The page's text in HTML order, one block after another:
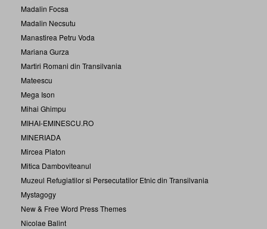
Madalin Focsa
Madalin Necsutu
Manastirea Petru Voda
Mariana Gurza
Martiri Romani din Transilvania
Mateescu
Mega Ison
Mihai Ghimpu
MIHAI-EMINESCU.RO
MINERIADA
Mircea Platon
Mitica Damboviteanul
Muzeul Refugiatilor si Persecutatilor Etnic din Transilvania
Mystagogy
New & Free Word Press Themes
Nicolae Balint